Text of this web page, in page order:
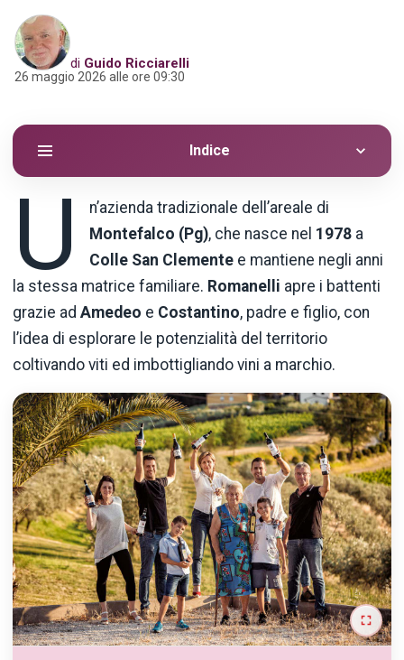
di Guido Ricciarelli
26 maggio 2026 alle ore 09:30
Indice
U
n’azienda tradizionale dell’areale di
Montefalco (Pg), che nasce nel 1978 a
Colle San Clemente e mantiene negli anni
la stessa matrice familiare. Romanelli apre i battenti
grazie ad Amedeo e Costantino, padre e figlio, con
l’idea di esplorare le potenzialità del territorio
coltivando viti ed imbottigliando vini a marchio.